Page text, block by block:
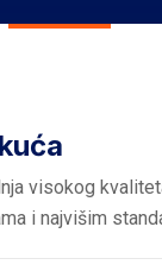
visokog
i najvišim